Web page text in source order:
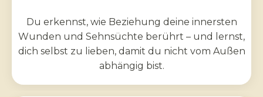
Du erkennst, wie Beziehung deine innersten
Wunden und Sehnsüchte berührt – und lernst,
dich selbst zu lieben, damit du nicht vom Außen
abhängig bist.